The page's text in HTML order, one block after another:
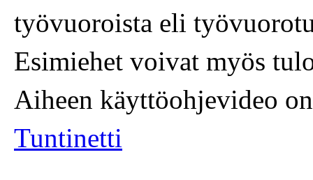
työvuoroista eli
Esimiehet voivat myös
Aiheen käyttöohjevideo
Tuntinetti